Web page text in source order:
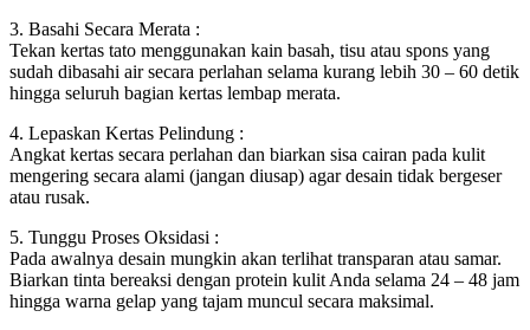
3. Basahi Secara Merata :
Tekan kertas tato menggunakan kain basah, tisu atau spons yang
sudah dibasahi air secara perlahan selama kurang lebih 30 – 60 detik
hingga seluruh bagian kertas lembap merata.
4. Lepaskan Kertas Pelindung :
Angkat kertas secara perlahan dan biarkan sisa cairan pada kulit
mengering secara alami (jangan diusap) agar desain tidak bergeser
atau rusak.
5. Tunggu Proses Oksidasi :
Pada awalnya desain mungkin akan terlihat transparan atau samar.
Biarkan tinta bereaksi dengan protein kulit Anda selama 24 – 48 jam
hingga warna gelap yang tajam muncul secara maksimal.